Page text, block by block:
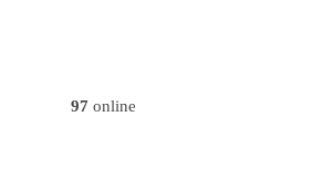
97 online